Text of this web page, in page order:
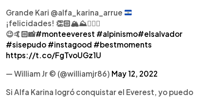
Grande Kari @alfa_karina_arrue
¡felicidades! 👏🏻🏔️⛰️🧗🏻‍♀️
😉🤙🏻📸#monteeverest #alpinismo#elsalvador
#sisepudo #instagood #bestmoments
https://t.co/FgTvoUGz1U
— William Jr © (@williamjr86) May 12, 2022
Si Alfa Karina logró conquistar el Everest, yo puedo